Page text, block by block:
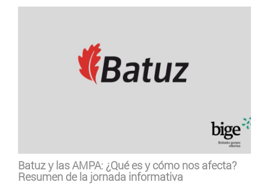
Batuz y las AMPA: ¿Qué es y cómo nos afecta?
Resumen de la jornada informativa